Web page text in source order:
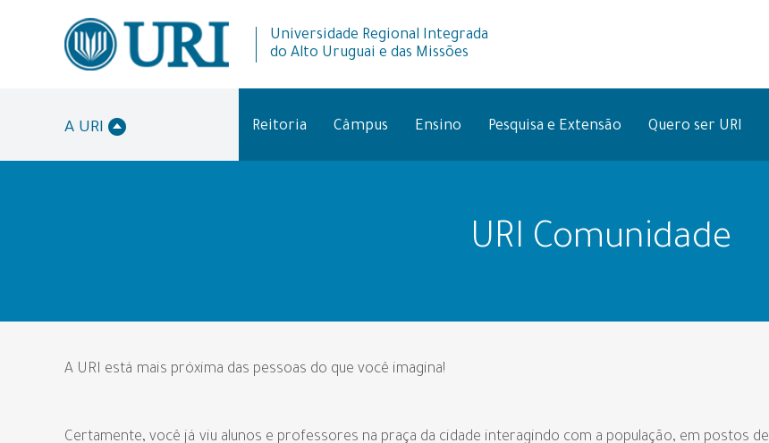
Universidade Regional Integrada
do Alto Uruguai e das Missões
A URI Reitoria Câmpus Ensino Pesquisa e Extensão Quero ser URI
URI Comunidade
A URI está mais próxima das pessoas do que você imagina!
Certamente, você já viu alunos e professores na praça da cidade interagindo com a população, em postos de